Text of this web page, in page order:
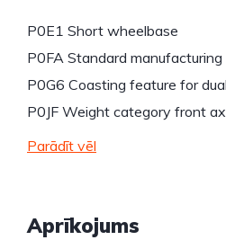
P0E1 Short wheelbase
P0FA Standard manufacturing
P0G6 Coasting feature for
P0JF Weight category front
Parādīt vēl
Aprīkojums